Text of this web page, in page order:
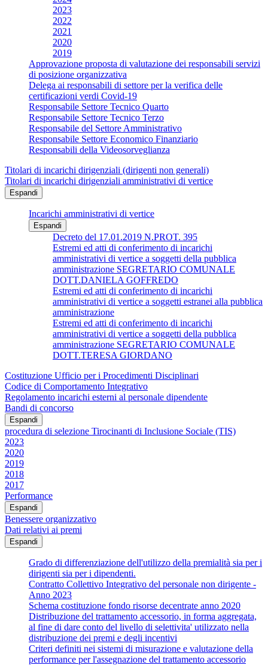
2023
2022
2021
2020
2019
Approvazione proposta di valutazione dei responsabili servizi
di posizione organizzativa
Delega ai responsabili di settore per la verifica delle
certificazioni verdi Covid-19
Responsabile Settore Tecnico Quarto
Responsabile Settore Tecnico Terzo
Responsabile del Settore Amministrativo
Responsabile Settore Economico Finanziario
Responsabili della Videosorveglianza
Titolari di incarichi dirigenziali (dirigenti non generali)
Titolari di incarichi dirigenziali amministrativi di vertice
Espandi
Incarichi amministrativi di vertice
Espandi
Decreto del 17.01.2019 N.PROT. 395
Estremi ed atti di conferimento di incarichi
amministrativi di vertice a soggetti della pubblica
amministrazione SEGRETARIO COMUNALE
DOTT.DANIELA GOFFREDO
Estremi ed atti di conferimento di incarichi
amministrativi di vertice a soggetti estranei alla pubblica
amministrazione
Estremi ed atti di conferimento di incarichi
amministrativi di vertice a soggetti della pubblica
amministrazione SEGRETARIO COMUNALE
DOTT.TERESA GIORDANO
Costituzione Ufficio per i Procedimenti Disciplinari
Codice di Comportamento Integrativo
Regolamento incarichi esterni al personale dipendente
Bandi di concorso
Espandi
procedura di selezione Tirocinanti di Inclusione Sociale (TIS)
2023
2020
2019
2018
2017
Performance
Espandi
Benessere organizzativo
Dati relativi ai premi
Espandi
Grado di differenziazione dell'utilizzo della premialità sia per i
dirigenti sia per i dipendenti.
Contratto Collettivo Integrativo del personale non dirigente -
Anno 2023
Schema costituzione fondo risorse decentrate anno 2020
Distribuzione del trattamento accessorio, in forma aggregata,
al fine di dare conto del livello di selettivita' utilizzato nella
distribuzione dei premi e degli incentivi
Criteri definiti nei sistemi di misurazione e valutazione della
performance per l'assegnazione del trattamento accessorio